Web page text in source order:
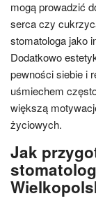
mogą prowadzić
serca czy
stomatologa jako
Dodatkowo
pewności siebie i
uśmiechem
większą
życiowych.
Jak